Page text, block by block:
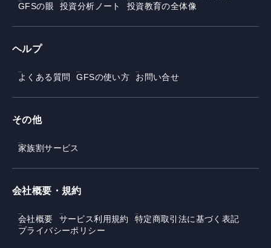
GFSの眼
投資分析ノート 投資教育の全体像
ヘルプ
よくある質問 GFSの使い方 お問い合せ
その他
家族割サービス
会社概要・規約
会社概要 サービス利用規約
特定商取引法に基づく表記
プライバシーポリシー